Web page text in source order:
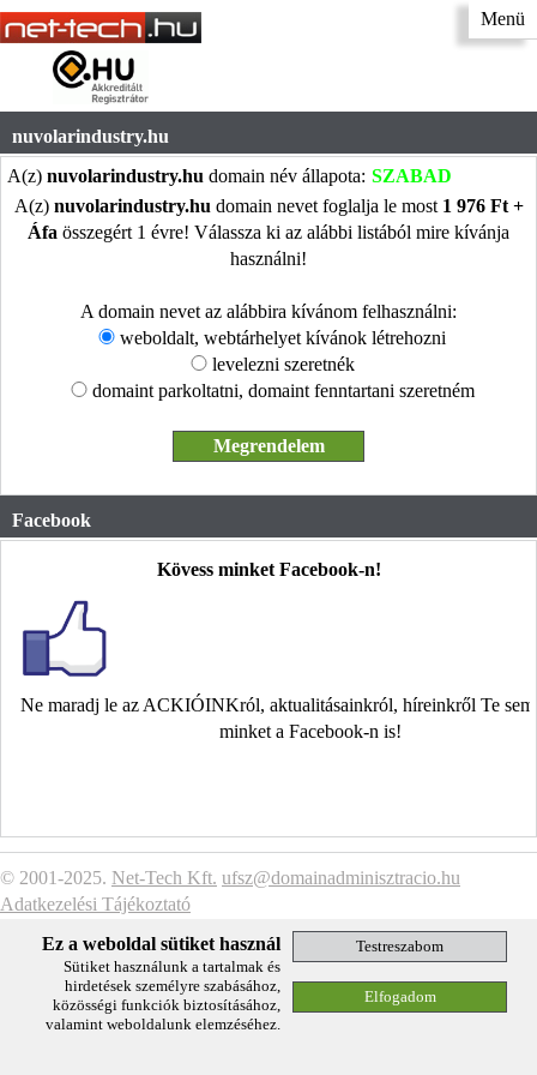
Menü
nuvolarindustry.hu
A(z) nuvolarindustry.hu domain név állapota: SZABAD
A(z) nuvolarindustry.hu domain nevet foglalja le most 1 976 Ft +
Áfa összegért 1 évre! Válassza ki az alábbi listából mire kívánja
használni!
A domain nevet az alábbira kívánom felhasználni:
weboldalt, webtárhelyet kívánok létrehozni
levelezni szeretnék
domaint parkoltatni, domaint fenntartani szeretném
Facebook
Kövess minket Facebook-n!
Ne maradj le az ACKIÓINKról, aktualitásainkról, híreinkről Te
minket a Facebook-n is!
© 2001-2025. Net-Tech Kft. ufsz@domainadminisztracio.hu
Adatkezelési Tájékoztató
Ez a weboldal sütiket használ
Sütiket használunk a tartalmak és
hirdetések személyre szabásához,
közösségi funkciók biztosításához,
valamint weboldalunk elemzéséhez.